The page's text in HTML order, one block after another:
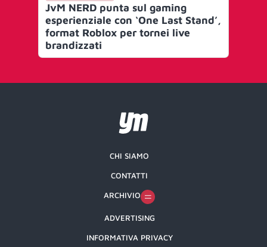
JvM NERD punta sul gaming
esperienziale con ‘One Last Stand’,
format Roblox per tornei live
brandizzati
CHI SIAMO
CONTATTI
ARCHIVIO
ADVERTISING
INFORMATIVA PRIVACY